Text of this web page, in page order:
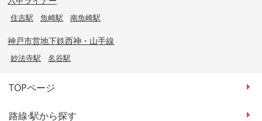
住吉駅 魚崎駅 南魚崎駅
神戸市営地下鉄西神・山手線
妙法寺駅 名谷駅
TOPページ
路線·駅から探す